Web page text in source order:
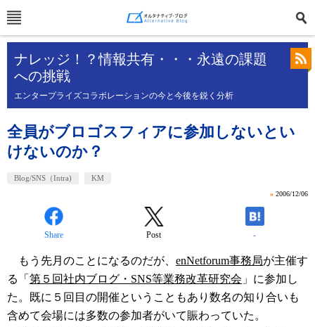
ナレッジ！？情報共有・・・永遠の課題
への挑戦
エンタープライズコラボレーションの今と今後を鋭く分析
全員がブロゴスフィアに参加しないとい
けないのか？
Blog/SNS（Intra) KM
» 2006/12/06
Share Post -
もう先月のことになるのだが、 enNetforum事務局が主催す
る「 第５回社内ブログ・SNS等業務改革研究会 」に参加し
た。既に５回目の開催ということもあり数名の知り合いも
含めて会場には多数の参加者がいて賑わっていた。